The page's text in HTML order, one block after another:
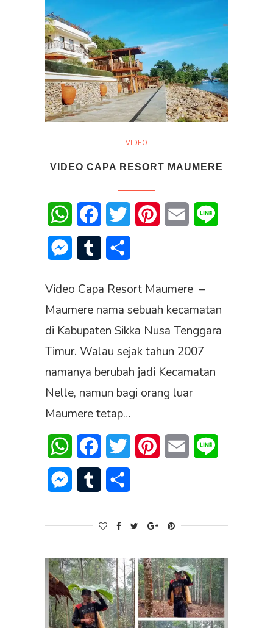
VIDEO
VIDEO CAPA RESORT MAUMERE
WhatsAppFacebookTwitter PinterestEmail
Messenger
Tumblr
Video Capa Resort Maumere –
Maumere nama sebuah kecamatan
di Kabupaten Sikka Nusa Tenggara
Timur. Walau sejak tahun 2007
namanya berubah jadi Kecamatan
Nelle, namun bagi orang luar
Maumere tetap…
WhatsAppFacebookTwitter PinterestEmail
Messenger
Tumblr